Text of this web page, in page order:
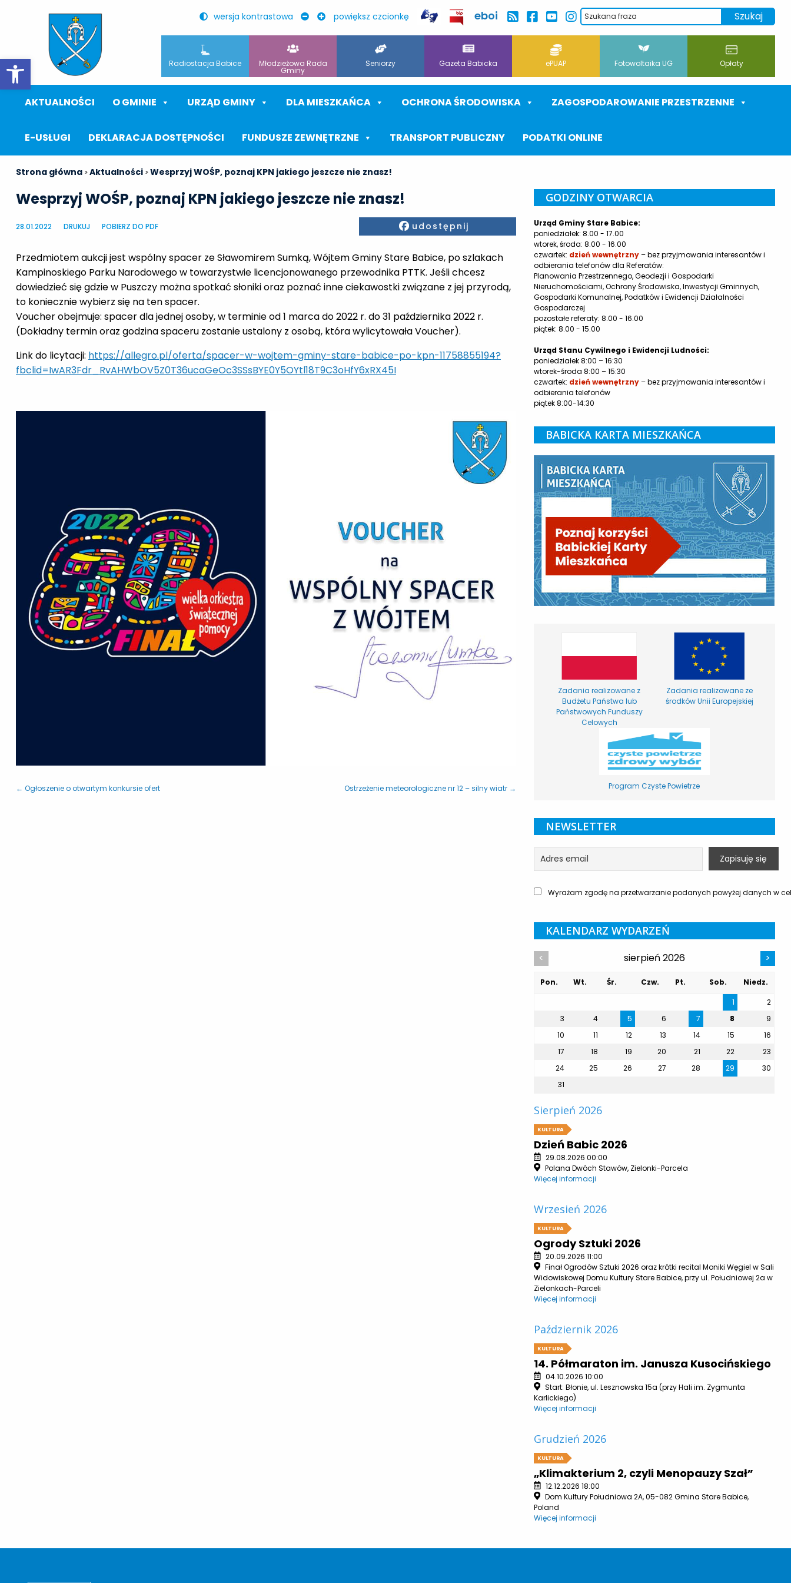
Otwórz pasek narzędzi
wersja kontrastowa powiększ czcionkę eboi
Radiostacja Babice Młodzieżowa Rada
Gminy
Seniorzy Gazeta Babicka ePUAP Fotowoltaika UG Opłaty
AKTUALNOŚCI O GMINIE URZĄD GMINY DLA MIESZKAŃCA OCHRONA ŚRODOWISKA ZAGOSPODAROWANIE PRZESTRZENNE
E-USŁUGI DEKLARACJA DOSTĘPNOŚCI FUNDUSZE ZEWNĘTRZNE TRANSPORT PUBLICZNY PODATKI ONLINE
Strona główna >Aktualności >Wesprzyj WOŚP, poznaj KPN jakiego jeszcze nie znasz!
Wesprzyj WOŚP, poznaj KPN jakiego jeszcze nie znasz!
28.01.2022 DRUKUJ POBIERZ DO PDF Facebook
udostępnij
Przedmiotem aukcji jest wspólny spacer ze Sławomirem Sumką, Wójtem Gminy Stare Babice, po szlakach
Kampinoskiego Parku Narodowego w towarzystwie licencjonowanego przewodnika PTTK. Jeśli chcesz
dowiedzieć się gdzie w Puszczy można spotkać słoniki oraz poznać inne ciekawostki związane z jej przyrodą,
to koniecznie wybierz się na ten spacer.
Voucher obejmuje: spacer dla jednej osoby, w terminie od 1 marca do 2022 r. do 31 października 2022 r.
(Dokładny termin oraz godzina spaceru zostanie ustalony z osobą, która wylicytowała Voucher).
Link do licytacji: https://allegro.pl/oferta/spacer-w-wojtem-gminy-stare-babice-po-kpn-11758855194?
fbclid=IwAR3Fdr_RvAHWbOV5Z0T36ucaGeOc3SSsBYE0Y5OYtl18T9C3oHfY6xRX45I
← Ogłoszenie o otwartym konkursie ofert Ostrzeżenie meteorologiczne nr 12 – silny wiatr →
GODZINY OTWARCIA
Urząd Gminy Stare Babice:
poniedziałek: 8.00 - 17.00
wtorek, środa: 8.00 - 16.00
czwartek: dzień wewnętrzny– bez przyjmowania interesantów i
odbierania telefonów dla Referatów:
Planowania Przestrzennego, Geodezji i Gospodarki
Nieruchomościami, Ochrony Środowiska, Inwestycji Gminnych,
Gospodarki Komunalnej, Podatków i Ewidencji Działalności
Gospodarczej
pozostałe referaty: 8.00 - 16.00
piątek: 8.00 - 15.00
Urząd Stanu Cywilnego i Ewidencji Ludności:
poniedziałek 8:00 – 16:30
wtorek-środa 8:00 – 15:30
czwartek: dzień wewnętrzny– bez przyjmowania interesantów i
odbierania telefonów
piątek 8:00-14:30
BABICKA KARTA MIESZKAŃCA
Zadania realizowane z
Budżetu Państwa lub
Państwowych Funduszy
Celowych
Zadania realizowane ze
środków Unii Europejskiej
Program Czyste Powietrze
NEWSLETTER
Wyrażam zgodę na przetwarzanie podanych powyżej danych w
KALENDARZ WYDARZEŃ
< sierpień 2026 >
Pon. Wt. Śr. Czw. Pt. Sob.
Niedz.
1
2
3
4 5 6 7 8
9
10
11 12 13 14 15
16
17
18 19 20 21 22
23
24
25 26 27 28 29
30
31
Sierpień 2026
KULTURA
Dzień Babic 2026
29.08.2026 00:00
Polana Dwóch Stawów, Zielonki-Parcela
Więcej informacji
Wrzesień 2026
KULTURA
Ogrody Sztuki 2026
20.09.2026 11:00
Finał Ogrodów Sztuki 2026 oraz krótki recital Moniki Węgiel w Sali
Widowiskowej Domu Kultury Stare Babice, przy ul. Południowej 2a w
Zielonkach-Parceli
Więcej informacji
Październik 2026
KULTURA
14. Półmaraton im. Janusza Kusocińskiego
04.10.2026 10:00
Start: Błonie, ul. Lesznowska 15a (przy Hali im. Zygmunta
Karlickiego)
Więcej informacji
Grudzień 2026
KULTURA
„Klimakterium 2, czyli Menopauzy Szał”
12.12.2026 18:00
Dom Kultury Południowa 2A, 05-082 Gmina Stare Babice,
Poland
Więcej informacji